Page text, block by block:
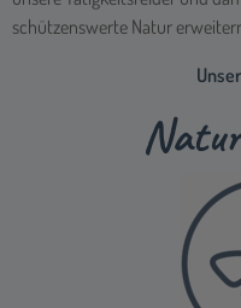
schützenswerte Natur